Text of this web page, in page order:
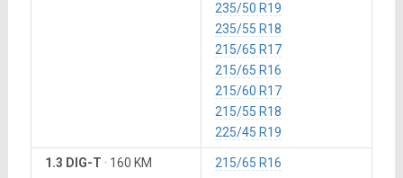
235/50 R19
235/55 R18
215/65 R17
215/65 R16
215/60 R17
215/55 R18
225/45 R19
1.3 DIG-T · 160 KM 215/65 R16